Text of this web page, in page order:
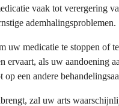
vaak tot verergering
ademhalingsproblemen.
uw medicatie te stoppen of
ervaart, als uw aandoening
op een andere
zal uw arts